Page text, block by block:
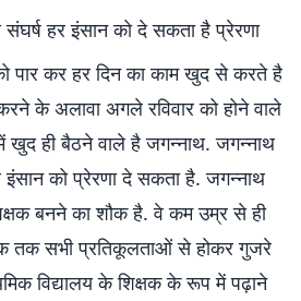
संघर्ष हर इंसान को दे सकता है प्रेरणा
पार कर हर दिन का काम खुद से करते है
के अलावा अगले रविवार को होने वाले
में खुद ही बैठने वाले है जगन्नाथ. जगन्नाथ
इंसान को प्रेरणा दे सकता है. जगन्नाथ
बनने का शौक है. वे कम उम्र से ही
तक सभी प्रतिकूलताओं से होकर गुजरे
विद्यालय के शिक्षक के रूप में पढ़ाने